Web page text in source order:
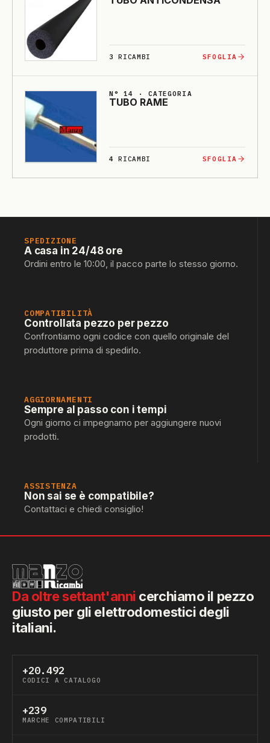
3 RICAMBI SFOGLIA
N° 14 · CATEGORIA
TU­BO RA­ME
4 RICAMBI SFOGLIA
SPEDIZIONE
A casa in 24/48 ore
Ordini entro le 10:00, il pacco parte lo stesso giorno.
COMPATIBILITÀ
Controllata pezzo per pezzo
Confrontiamo ogni codice con quello originale del
produttore prima di spedirlo.
AGGIORNAMENTI
Sempre al passo con i tempi
Ogni giorno ci impegnamo per aggiungere nuovi
prodotti.
ASSISTENZA
Non sai se è compatibile?
Contattaci e chiedi consiglio!
Da oltre settant'anni cerchiamo il pezzo
giusto per gli elettrodomestici degli
italiani.
+20.492
CODICI A CATALOGO
+239
MARCHE COMPATIBILI